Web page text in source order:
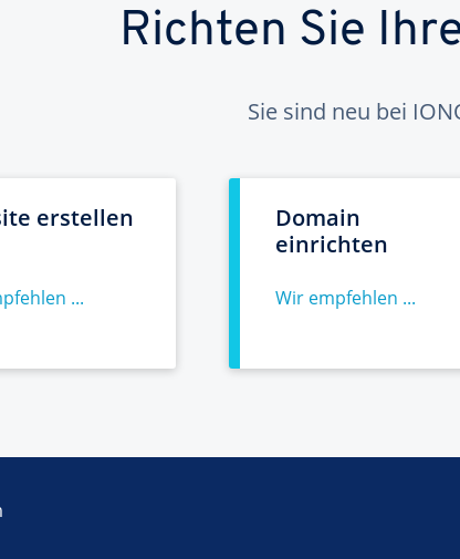
Richten Sie
Sie sind neu bei
erstellen
...
Domain
einrichten
Wir empfehlen ...